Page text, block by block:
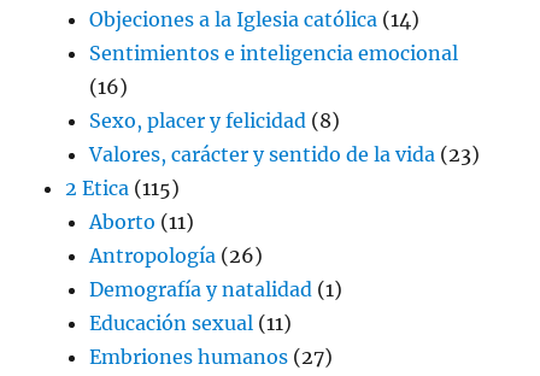
Objeciones a la Iglesia católica (14)
Sentimientos e inteligencia emocional
(16)
Sexo, placer y felicidad (8)
Valores, carácter y sentido de la vida (23)
2 Etica (115)
Aborto (11)
Antropología (26)
Demografía y natalidad (1)
Educación sexual (11)
Embriones humanos (27)